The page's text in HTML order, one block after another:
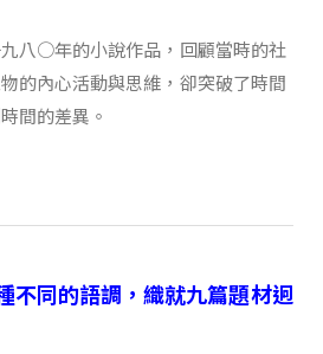
八○年的小說作品，回顧當時的社
的內心活動與思維，卻突破了時間
間的差異。
不同的語調，織就九篇題材迥